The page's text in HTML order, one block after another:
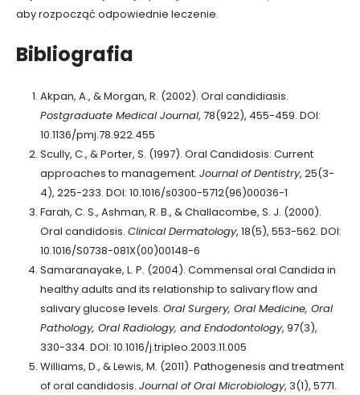
aby rozpocząć odpowiednie leczenie.
Bibliografia
Akpan, A., & Morgan, R. (2002). Oral candidiasis.
Postgraduate Medical Journal, 78(922), 455-459. DOI:
10.1136/pmj.78.922.455
Scully, C., & Porter, S. (1997). Oral Candidosis: Current
approaches to management. Journal of Dentistry, 25(3-
4), 225-233. DOI: 10.1016/s0300-5712(96)00036-1
Farah, C. S., Ashman, R. B., & Challacombe, S. J. (2000).
Oral candidosis. Clinical Dermatology, 18(5), 553-562. DOI:
10.1016/S0738-081X(00)00148-6
Samaranayake, L. P. (2004). Commensal oral Candida in
healthy adults and its relationship to salivary flow and
salivary glucose levels. Oral Surgery, Oral Medicine, Oral
Pathology, Oral Radiology, and Endodontology, 97(3),
330-334. DOI: 10.1016/j.tripleo.2003.11.005
Williams, D., & Lewis, M. (2011). Pathogenesis and treatment
of oral candidosis. Journal of Oral Microbiology, 3(1), 5771.